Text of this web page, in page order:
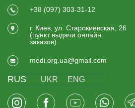
+38 (097) 303-31-12
г. Киев, ул. Старокиевская, 26
(пункт выдачи онлайн
заказов)
medi.org.ua@gmail.com
RUS UKR ENG